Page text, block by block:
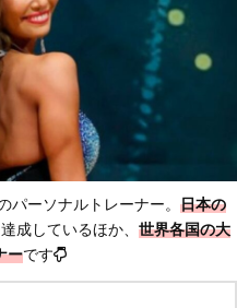
パーソナルトレーナー。 日本の
成しているほか、 世界各国の大
ーです